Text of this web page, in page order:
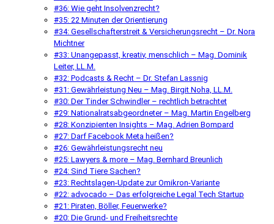
#36: Wie geht Insolvenzrecht?
#35: 22 Minuten der Orientierung
#34: Gesellschafterstreit & Versicherungsrecht – Dr. Nora
Michtner
#33: Unangepasst, kreativ, menschlich – Mag. Dominik
Leiter, LL.M.
#32: Podcasts & Recht – Dr. Stefan Lassnig
#31: Gewährleistung Neu – Mag. Birgit Noha, LL.M.
#30: Der Tinder Schwindler – rechtlich betrachtet
#29: Nationalratsabgeordneter – Mag. Martin Engelberg
#28: Konzipienten Insights – Mag. Adrien Bompard
#27: Darf Facebook Meta heißen?
#26: Gewährleistungsrecht neu
#25: Lawyers & more – Mag. Bernhard Breunlich
#24: Sind Tiere Sachen?
#23: Rechtslagen-Update zur Omikron-Variante
#22: advocado – Das erfolgreiche Legal Tech Startup
#21: Piraten, Böller, Feuerwerke?
#20: Die Grund- und Freiheitsrechte